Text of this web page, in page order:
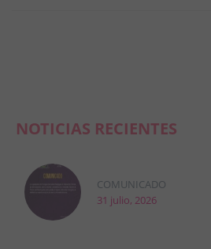
NOTICIAS RECIENTES
COMUNICADO
31 julio, 2026